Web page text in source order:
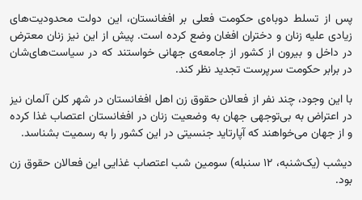
پس از تسلط دوباه‌ی حکومت فعلی بر افغانستان، این دولت محدودیت‌های
زیادی علیه زنان و دختران افغان وضع کرده است. پیش از این نیز زنان معترض
در داخل و بیرون از کشور از جامعه‌ی جهانی خواستند که در سیاست‌های‌شان
در برابر حکومت سرپرست تجدید نظر کند.
با این وجود، چند نفر از فعالان حقوق زن اهل افغانستان در شهر کلن آلمان نیز
در اعتراض به بی‌توجهی جهان به وضعیت زنان در افغانستان اعتصاب غذا کرده
و از جهان می‌خواهند که آپارتاید جنسیتی در این کشور را به رسمیت بشناسد.
دیشب (یک‌شنبه، ۱۲ سنبله) سومین شب اعتصاب غذایی این فعالان حقوق زن
بود.